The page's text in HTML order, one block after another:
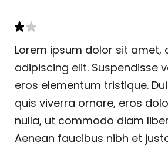
Lorem ipsum dolor sit amet,
adipiscing elit. Suspendisse
eros elementum tristique.
quis viverra ornare, eros
nulla, ut commodo diam
Aenean faucibus nibh et